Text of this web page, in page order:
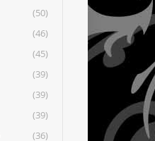
(50)
(46)
(45)
(39)
(39)
(39)
(36)